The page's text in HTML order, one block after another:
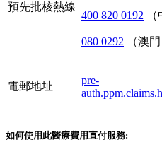
預先批核熱線
400 820 0192 （
080 0292 （澳門
電郵地址
pre-
如何使用此醫療費用直付服務: